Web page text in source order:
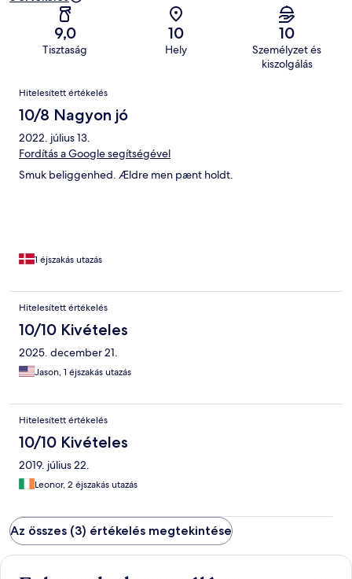
9,0
Tisztaság
10
Hely
10
Személyzet és
kiszolgálás
Értékelések
Hitelesített értékelés
10/8 Nagyon jó
2022. július 13.
Fordítás a Google segítségével
Smuk beliggenhed. Ældre men pænt holdt.
1 éjszakás utazás
Hitelesített értékelés
10/10 Kivételes
2025. december 21.
Jason, 1 éjszakás utazás
Hitelesített értékelés
10/10 Kivételes
2019. július 22.
Leonor, 2 éjszakás utazás
Az összes (3) értékelés megtekintése